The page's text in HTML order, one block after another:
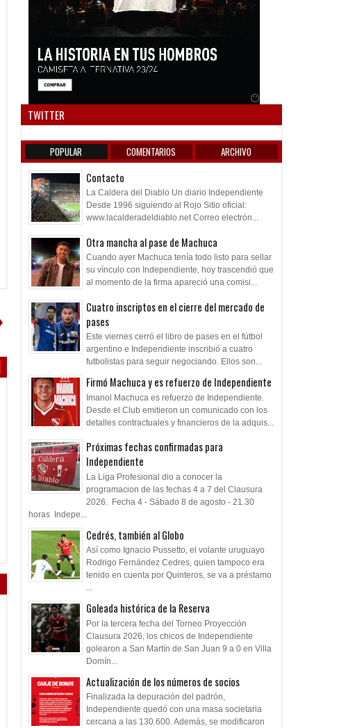
Quinteros: "No salió el partido
como lo preparamos"
Aug
2026
La palabra de Quinteros
31
2026
TWITTER
POPULAR COMENTARIOS ARCHIVO
Contacto
La Caldera del Diablo Un diario Independiente
Desde 1996 siguiendo al Rojo Sitio oficial:
www.lacalderadeldiablo.net Correo electrón...
Otra mancha al pase de Machuca
Cuando ayer Machuca tenía todo listo para sellar
su vínculo con Independiente, hoy trascendió que
al momento de la firma apareció una comisi...
Cuatro inscriptos en el cierre del mercado de
pases
Este viernes cerró el libro de pases en el fútbol
argentino e Independiente inscribió a cuatro
futbolistas para seguir negociando. Ellos son...
Firmó Machuca y es refuerzo de Independiente
Imanol Machuca es refuerzo de Independiente.
Desde el Club emitieron un comunicado con los
detalles contractuales y financieros de la adquis...
Próximas fechas confirmadas para
Independiente
La Liga Profesional dio a conocer la
programacion de las fechas 4 a 7 del Clausura
2026. Fecha 4 - Sábado 8 de agosto - 21.30
horas Indepe...
Cedrés, también al Globo
Así como Ignacio Pussetto, el volante uruguayo
Rodrigo Fernández Cedres, quien tampoco era
tenido en cuenta por Quinteros, se va a préstamo
...
Goleada histórica de la Reserva
Por la tercera fecha del Torneo Proyección
Clausura 2026, los chicos de Independiente
golearon a San Martín de San Juan 9 a 0 en Villa
Domín...
Actualización de los números de socios
Finalizada la depuración del padrón,
Independiente quedó con una masa societaria
cercana a las 130.600. Además, se modificaron